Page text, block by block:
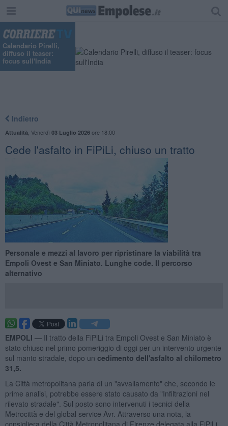
Calendario Pirelli,
diffuso il teaser:
focus sull'India
Indietro
Attualità Venerdì 03 Luglio 2026ore 18:00
Cede l'asfalto in FiPiLi, chiuso un tratto
Personale e mezzi al lavoro per ripristinare la viabilità tra
Empoli Ovest e San Miniato. Lunghe code. Il percorso
alternativo
EMPOLI — Il tratto della FiPiLi tra Empoli Ovest e San Miniato è
stato chiuso nel primo pomeriggio di oggi per un intervento urgente
sul manto stradale, dopo un cedimento dell'asfalto al chilometro
31,5.
La Città metropolitana parla di un "avvallamento" che, secondo le
prime analisi, potrebbe essere stato causato da "Infiltrazioni nel
rilevato stradale". Sul posto sono intervenuti i tecnici della
Metrocittà e del global service Avr. Attraverso una nota, la
consigliera della Città Metropolitana di Firenze delegata alla FiPiLi